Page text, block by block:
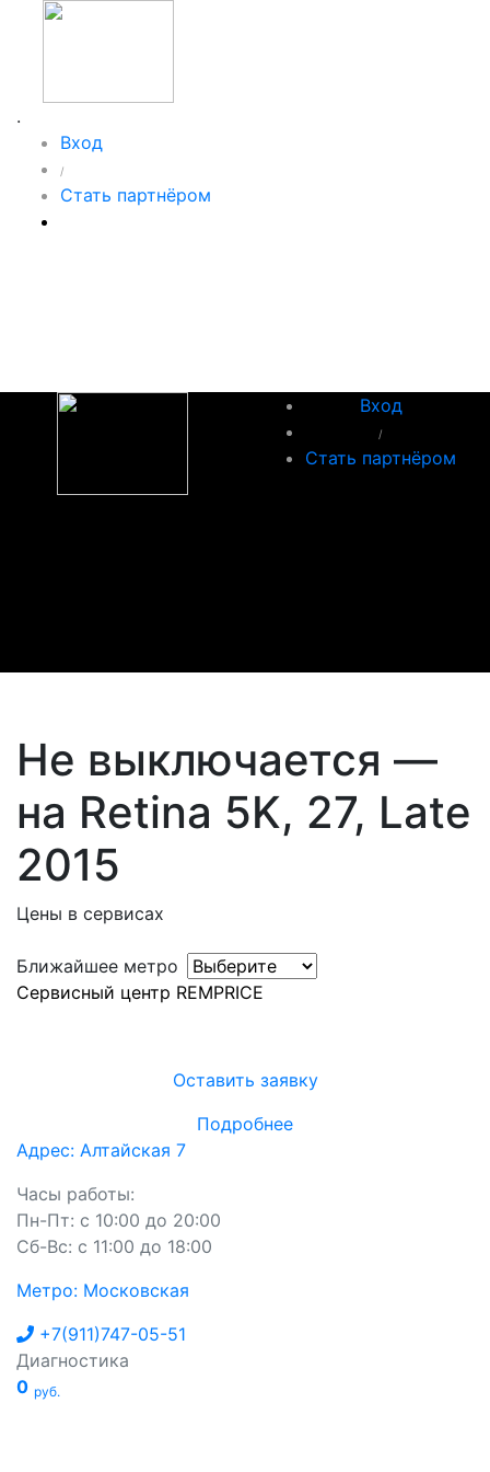
.
Вход
/
Стать партнёром
Вход
/
Стать партнёром
Не выключается —
на Retina 5K, 27, Late
2015
Цены в сервисах
Ближайшее метро
Сервисный центр REMPRICE
Оставить заявку
Подробнее
Адрес: Алтайская 7
Часы работы:
Пн-Пт: с 10:00 до 20:00
Сб-Вс: с 11:00 до 18:00
Метро: Московская
+7(911)747-05-51
Диагностика
0 руб.